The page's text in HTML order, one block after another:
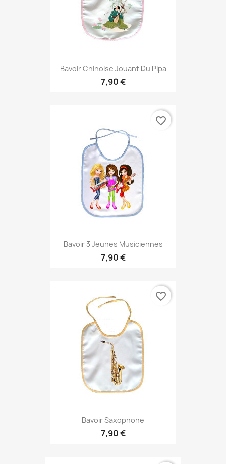
Bavoir Chinoise Jouant Du Pipa
7,90 €
Bavoir 3 Jeunes Musiciennes
7,90 €
favorite_border
Bavoir Saxophone
7,90 €
favorite_border